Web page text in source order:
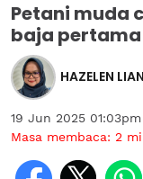
Petani muda
baja
HAZELEN
19 Jun 2025 01:03pm
Masa membaca: 2